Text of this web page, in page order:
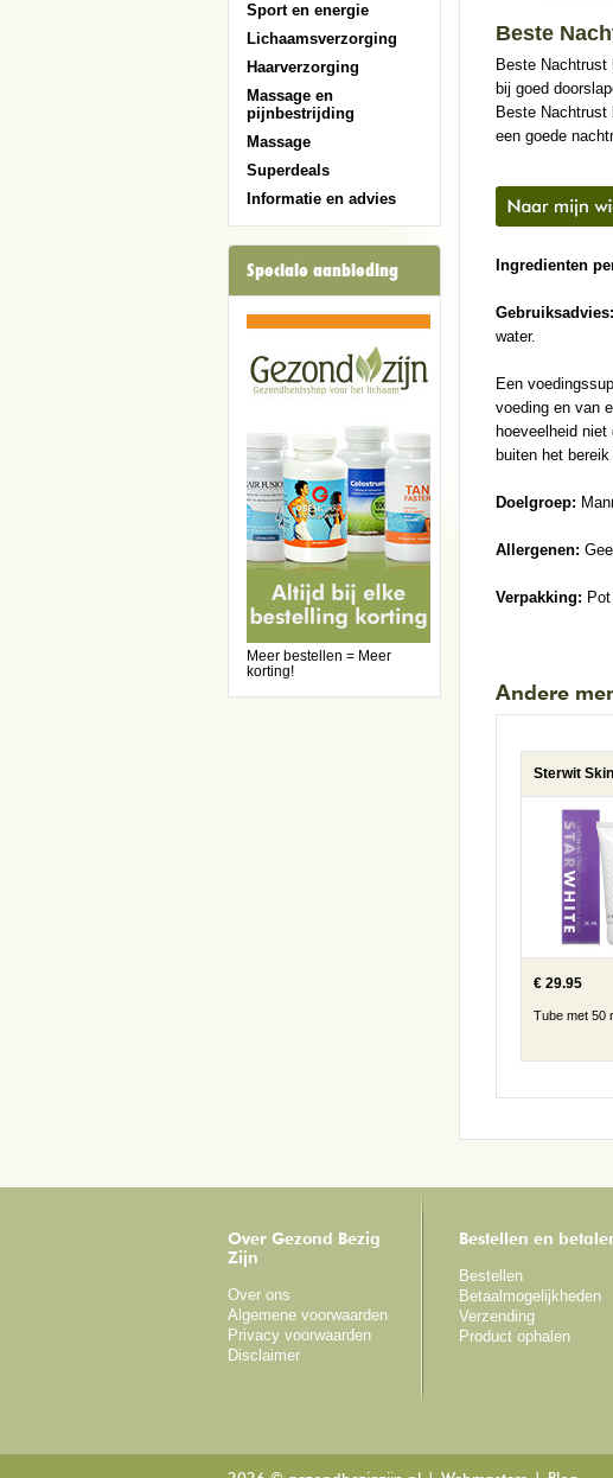
Sport en energie
Lichaamsverzorging
Haarverzorging
Massage en
pijnbestrijding
Massage
Superdeals
Informatie en advies
Speciale aanbieding
Meer bestellen = Meer
korting!
Beste
Beste Nachtrust
bij goed
Beste Nachtrust
een goede
Ingredienten
Gebruiksadvies:
water.
Een
voeding en van
hoeveelheid
buiten het
Doelgroep:
Allergenen:
Verpakking:
Andere
Sterwit Skin
€ 29.95
Tube met 50
Over Gezond Bezig
Zijn
Over ons
Algemene voorwaarden
Privacy voorwaarden
Disclaimer
Bestellen en
Bestellen
Betaalmogelijkheden
Verzending
Product ophalen